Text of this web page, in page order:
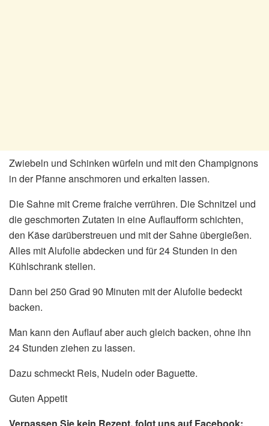
Zwiebeln und Schinken würfeln und mit den Champignons
in der Pfanne anschmoren und erkalten lassen.
Die Sahne mit Creme fraiche verrühren. Die Schnitzel und
die geschmorten Zutaten in eine Auflaufform schichten,
den Käse darüberstreuen und mit der Sahne übergießen.
Alles mit Alufolie abdecken und für 24 Stunden in den
Kühlschrank stellen.
Dann bei 250 Grad 90 Minuten mit der Alufolie bedeckt
backen.
Man kann den Auflauf aber auch gleich backen, ohne ihn
24 Stunden ziehen zu lassen.
Dazu schmeckt Reis, Nudeln oder Baguette.
Guten Appetit
Verpassen Sie kein Rezept, folgt uns auf Facebook: